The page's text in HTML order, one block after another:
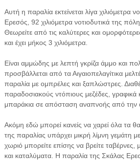
Αυτή η παραλία εκτείνεται λίγα χιλιόμετρα
Ερεσός, 92 χιλιόμετρα νοτιοδυτικά της
Θεωρείτε από τις καλύτερες και
και έχει μήκος 3 χιλιόμετρα.
Είναι αμμώδης με λεπτή γκρίζα άμμο και
προσβάλλεται από τα Αιγαιοπελαγίτικα
παραλία με ομπρέλες και ξαπλώστρες.
παραδοσιακούς ντόπιους μεζέδες, γραφικά
μπαράκια σε απόσταση αναπνοής από την
Ακόμη εδώ μπορεί κανείς να χαρεί όλα τα
της παραλίας υπάρχει μικρή λίμνη γεμάτη
χωριό μπορείτε επίσης να βρείτε ταβέρνες,
και καταλύματα. Η παραλία της Σκάλας